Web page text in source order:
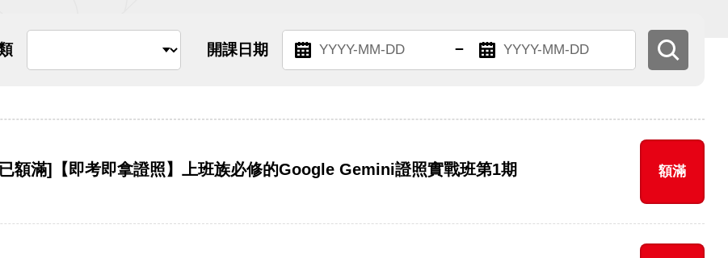
開課日期 起
期
結
期
送
出
額滿]【即考即拿證照】上班族必修的Google Gemini證照實戰班第1期 額滿